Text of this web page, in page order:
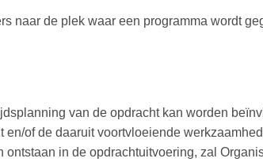
naar de plek waar een programma wordt
van de opdracht kan worden
of de daaruit voortvloeiende
in de opdrachtuitvoering, zal